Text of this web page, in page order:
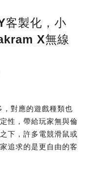
客製化，小
X無線
對應的遊戲種類也
性，帶給玩家無與倫
下，許多電競滑鼠或
追求的是更自由的客